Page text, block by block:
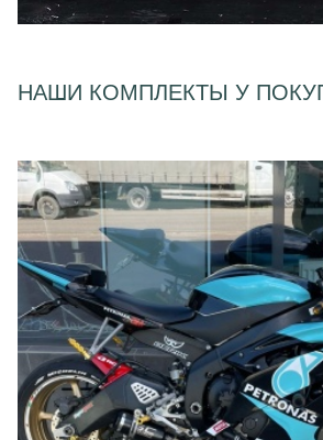
НАШИ КОМПЛЕКТЫ У